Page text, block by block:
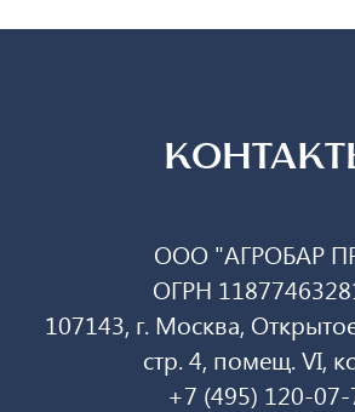
ООО "АГРОБАР
ОГРН
107143, г. Москва,
стр. 4, помещ. VI,
+7 (495) 120-07-